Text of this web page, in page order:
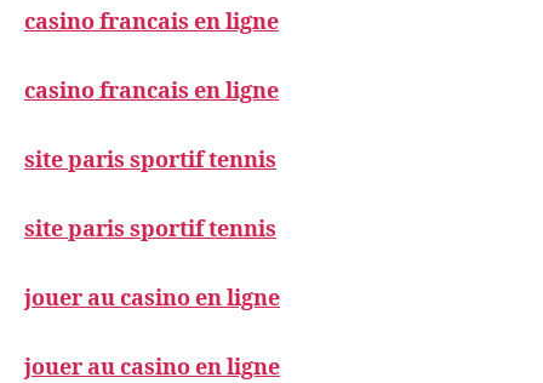
casino francais en ligne
casino francais en ligne
site paris sportif tennis
site paris sportif tennis
jouer au casino en ligne
jouer au casino en ligne